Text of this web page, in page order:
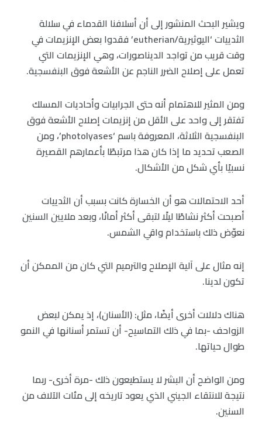
ويشير البحث المنشور إلى أن أسلافنا القدماء في سلالة
الثدييات ‘اليوثيرية/eutherian’ فقدوا بعض الإنزيمات في
وقت قريب من تواجد الديناصورات، وهي الإنزيمات التي
تعمل على إصلاح الضرر الناجم عن الأشعة فوق البنفسجية.
ومن المثير للاهتمام أنه حتى الجرابيات وأحاديات المسلك
تفتقر إلى واحد على الأقل من إنزيمات إصلاح الأشعة فوق
البنفسجية الثلاثة، المعروفة باسم ‘photolyases’، ومن
الصعب تحديد ما إذا كان هذا مرتبطًا بأعمارهم القصيرة
نسبيًا بأي شكل من الأشكال.
أحد الاحتمالات هو أن الخسارة كانت بسبب أن الثدييات
أصبحت أكثر نشاطًا ليلًا لتبقى أكثر أمانًا، وبعد ملايين السنين
نعوّض ذلك باستخدام واقي الشمس.
إنه مثال على آلية الإصلاح والترميم التي كان من الممكن أن
تكون لدينا.
هناك دلالات أخرى أيضًا، مثل: (الأسنان)، إذ يمكن لبعض
الزواحف -بما في ذلك التماسيح- أن تستمر أسنانها في النمو
طوال حياتها.
ومن الواضح أن البشر لا يستطيعون ذلك -مرة أخرى- ربما
نتيجة للانتقاء الجيني الذي يعود تاريخه إلى مئات الآلاف من
السنين.